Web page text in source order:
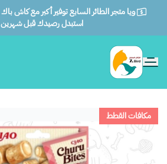
استبدل رصيدك قبل شهرين
الطائر السابع للحيوانات
مكافات القطط